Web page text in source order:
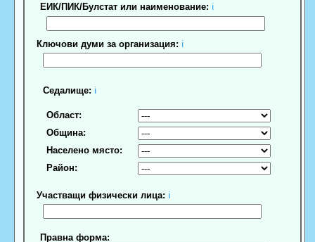
ЕИК/ПИК/Булстат или наименование: ℹ
Ключови думи за организация: ℹ
Седалище: ℹ
Област:
Община:
Населено място:
Район:
Участващи физически лица: ℹ
Правна форма: